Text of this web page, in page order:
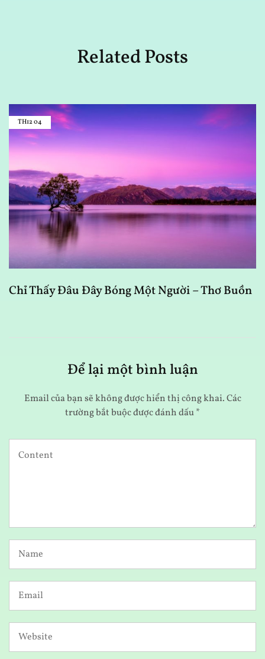
Related Posts
TH1204
Chỉ Thấy Đâu Đây Bóng Một Người – Thơ Buồn
Để lại một bình luận
Email của bạn sẽ không được hiển thị công khai.Các
trường bắt buộc được đánh dấu*